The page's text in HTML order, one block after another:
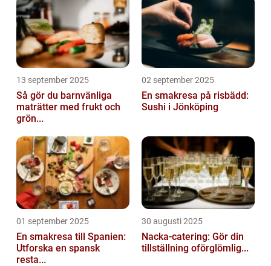
13 september 2025
Så gör du barnvänliga
maträtter med frukt och
grön...
02 september 2025
En smakresa på risbädd:
Sushi i Jönköping
01 september 2025
En smakresa till Spanien:
Utforska en spansk
resta...
30 augusti 2025
Nacka-catering: Gör din
tillställning oförglömlig...